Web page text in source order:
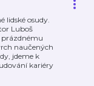
lidské osudy.
Luboš
prázdnému
naučených
jdeme k
kariéry